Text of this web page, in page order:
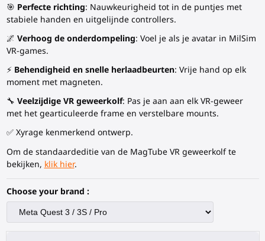
🎯 Perfecte richting: Nauwkeurigheid tot in de puntjes met
stabiele handen en uitgelijnde controllers.
🌌 Verhoog de onderdompeling: Voel je als je avatar in MilSim
VR-games.
⚡ Behendigheid en snelle herlaadbeurten: Vrije hand op elk
moment met magneten.
🔧 Veelzijdige VR geweerkolf: Pas je aan aan elk VR-geweer
met het gearticuleerde frame en verstelbare mounts.
✅ Xyrage kenmerkend ontwerp.
Om de standaardeditie van de MagTube VR geweerkolf te
bekijken, klik hier.
Choose your brand :